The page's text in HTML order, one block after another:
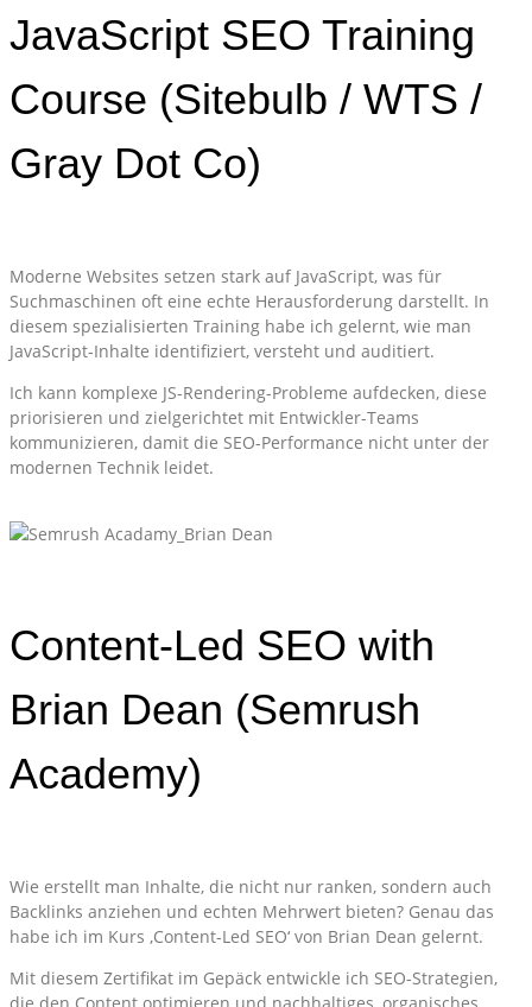
JavaScript SEO Training
Course (Sitebulb / WTS /
Gray Dot Co)
Moderne Websites setzen stark auf JavaScript, was für
Suchmaschinen oft eine echte Herausforderung darstellt. In
diesem spezialisierten Training habe ich gelernt, wie man
JavaScript-Inhalte identifiziert, versteht und auditiert.
Ich kann komplexe JS-Rendering-Probleme aufdecken, diese
priorisieren und zielgerichtet mit Entwickler-Teams
kommunizieren, damit die SEO-Performance nicht unter der
modernen Technik leidet.
Content-Led SEO with
Brian Dean (Semrush
Academy)
Wie erstellt man Inhalte, die nicht nur ranken, sondern auch
Backlinks anziehen und echten Mehrwert bieten? Genau das
habe ich im Kurs ,Content-Led SEO‘ von Brian Dean gelernt.
Mit diesem Zertifikat im Gepäck entwickle ich SEO-Strategien,